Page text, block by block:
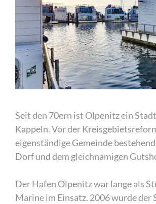
Seit den 70ern ist Olpenitz ein
Kappeln. Vor der
eigenständige Gemeinde
Dorf und dem gleichnamigen
Der Hafen Olpenitz war lange als
Marine im Einsatz. 2006 wurde der